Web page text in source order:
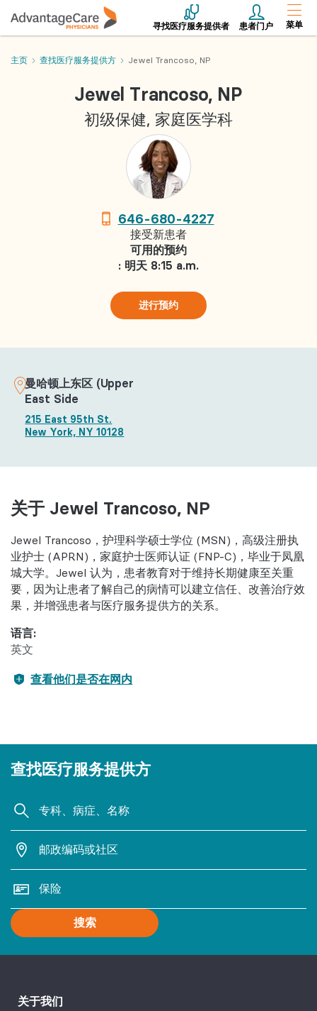
寻找医疗服务提供者 患者门户 菜单
主页 查找医疗服务提供方 Jewel Trancoso, NP
Jewel Trancoso, NP
初级保健, 家庭医学科
646-680-4227
接受新患者
可用的预约
: 明天 8:15 a.m.
进行预约
曼哈顿上东区 (Upper
East Side
215 East 95th St.
New York, NY 10128
语言:
英文
查看他们是否在网内
关于 Jewel Trancoso, NP
Jewel Trancoso，护理科学硕士学位 (MSN)，高级注册执
业护士 (APRN)，家庭护士医师认证 (FNP-C)，毕业于凤凰
城大学。Jewel 认为，患者教育对于维持长期健康至关重
要，因为让患者了解自己的病情可以建立信任、改善治疗效
果，并增强患者与医疗服务提供方的关系。
查找医疗服务提供方
搜索
关于我们